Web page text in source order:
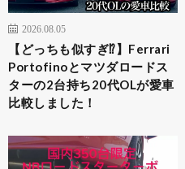
2026.08.05
【どっちも似すぎ⁉︎】Ferrari
Portofinoとマツダロードス
ターの2台持ち20代OLが愛車
比較しました！